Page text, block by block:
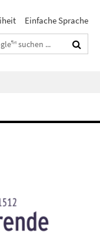
Einfache Sprache